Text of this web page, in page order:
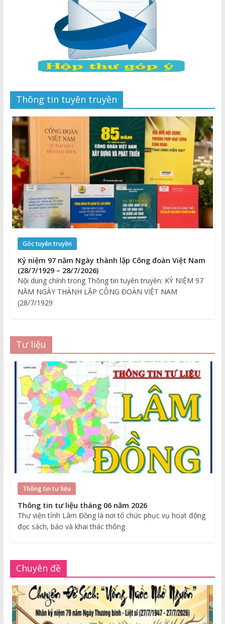
Thông tin tuyên truyền
Góc tuyên truyền
Kỷ niệm 97 năm Ngày thành lập Công đoàn Việt Nam
(28/7/1929 – 28/7/2026)
Nội dung chính trong Thông tin tuyên truyền: KỶ NIỆM 97
NĂM NGÀY THÀNH LẬP CÔNG ĐOÀN VIỆT NAM
(28/7/1929
Tư liệu
Thông tin tư liệu
Thông tin tư liệu tháng 06 năm 2026
Thư viện tỉnh Lâm Đồng là nơi tổ chức phục vụ hoạt động
đọc sách, báo và khai thác thông
Chuyên đề